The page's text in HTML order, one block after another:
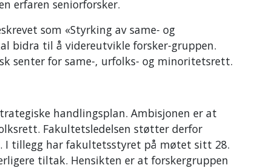
erfaren seniorforsker.
som «Styrking av same- og
bidra til å videreutvikle forsker-gruppen.
senter for same-, urfolks- og minoritetsrett.
handlingsplan. Ambisjonen er at
Fakultetsledelsen støtter derfor
I tillegg har fakultetsstyret på møtet sitt 28.
tiltak. Hensikten er at forskergruppen